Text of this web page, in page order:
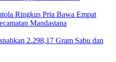
Ringkus Pria Bawa Empat
Mandastana
2.298,17 Gram Sabu dan